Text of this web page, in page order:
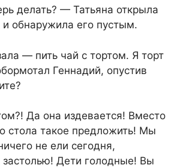
делать? — Татьяна открыла
и обнаружила его пустым.
— пить чай с тортом. Я торт
Геннадий, опустив
Да она издевается! Вместо
стола такое предложить! Мы
не ели сегодня,
застолью! Дети голодные! Вы